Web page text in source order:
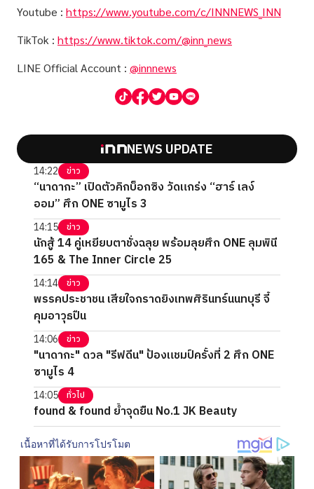
Youtube : https://www.youtube.com/c/INNNEWS_INN
TikTok : https://www.tiktok.com/@inn_news
LINE Official Account : @innnews
NEWS UPDATE
14:22 ข่าว
“นาดากะ” เปิดตัวคิกบ็อกซิง วัดแกร่ง “ฮาร์ เลง์
ออม” ศึก ONE ซามูไร 3
14:15 ข่าว
นักสู้ 14 คู่เหยียบตาชั่งฉลุย พร้อมลุยศึก ONE ลุมพินี
165 & The Inner Circle 25
14:14 ข่าว
พรรคประชาชน เสียใจกราดยิงเทพศิรินทร์นนทบุรี จี้
คุมอาวุธปืน
14:06 ข่าว
"นาดากะ" ดวล "รีฟดีน" ป้องแชมป์ครั้งที่ 2 ศึก ONE
ซามูไร 4
14:05 ทั่วไป
found & found ย้ำจุดยืน No.1 JK Beauty